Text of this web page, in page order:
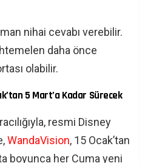
nihai cevabı verebilir.
daha önce
olabilir.
5 Mart’a Kadar Sürecek
resmi Disney
WandaVision, 15 Ocak’tan
boyunca her Cuma yeni